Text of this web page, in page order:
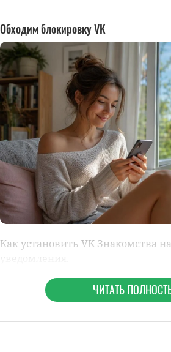
Обходим блокировку VK
Как установить VK Знакомства
ЧИТАТЬ